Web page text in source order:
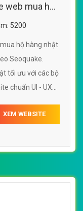
web mua hộ
5200
hộ hàng nhật
Seoquake.
tối ưu với các bộ
chuẩn UI - UX
XEM WEBSITE